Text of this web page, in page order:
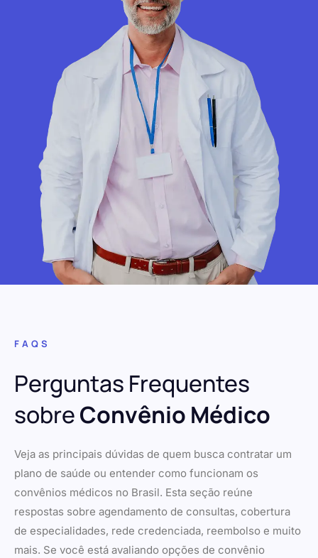
FAQS
Perguntas Frequentes
sobreConvênio Médico
Veja as principais dúvidas de quem busca contratar um
plano de saúde ou entender como funcionam os
convênios médicos no Brasil. Esta seção reúne
respostas sobre agendamento de consultas, cobertura
de especialidades, rede credenciada, reembolso e muito
mais. Se você está avaliando opções de convênio